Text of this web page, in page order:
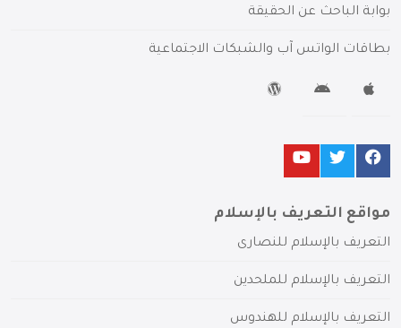
بوابة الباحث عن الحقيقة
بطاقات الواتس آب والشبكات الاجتماعية
مواقع التعريف بالإسلام
التعريف بالإسلام للنصارى
التعريف بالإسلام للملحدين
التعريف بالإسلام للهندوس